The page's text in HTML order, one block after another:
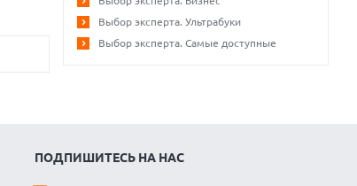
Выбор эксперта. Ультрабуки
Выбор эксперта. Самые доступные
ПОДПИШИТЕСЬ НА НАС